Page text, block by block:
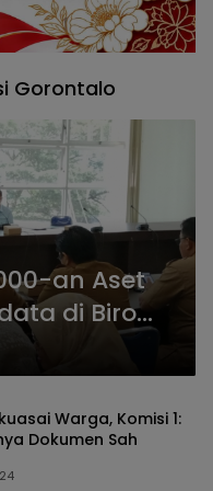
Gorontalo
an Aset
di Biro
Warga, Komisi 1:
Dokumen Sah